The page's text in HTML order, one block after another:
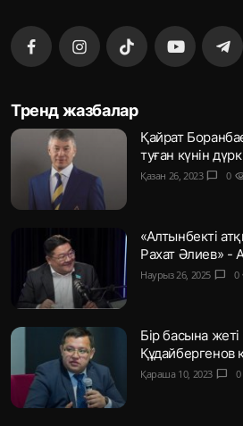
Тренд жазбалар
Қайрат
туған күнін
Қазан 26, 2023 chat_bubble 0
«Алтынбекті
Рахат Әлиев» -
Наурыз 26, 2025 chat_bubble 0
Бір басына
Құдайбергенов
Қараша 10, 2023 chat_bubble 0